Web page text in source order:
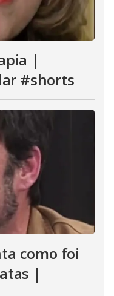
|
#shorts
como foi
|